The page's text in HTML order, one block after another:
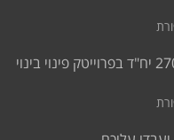
חברת אורון נדל"ן תבנה 270 יח"ד בפרוייטק פינוי בינוי